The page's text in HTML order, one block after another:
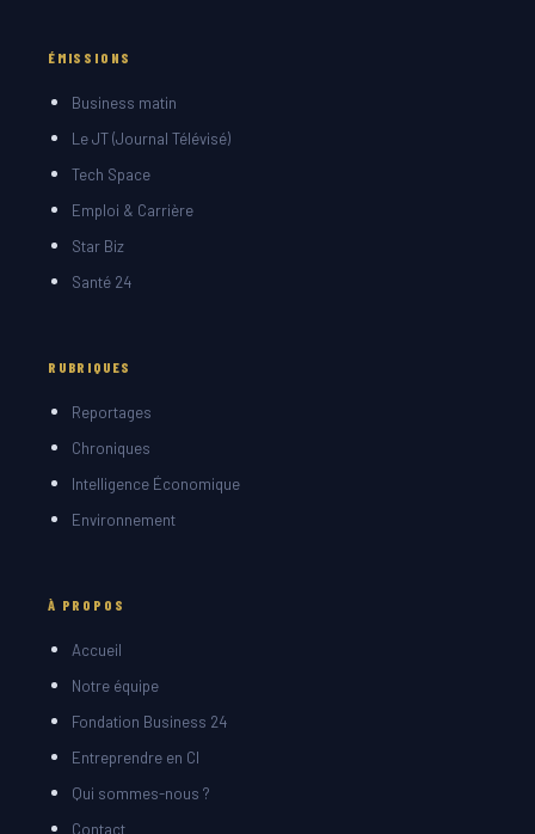
ÉMISSIONS
Business matin
Le JT (Journal Télévisé)
Tech Space
Emploi & Carrière
Star Biz
Santé 24
RUBRIQUES
Reportages
Chroniques
Intelligence Économique
Environnement
À PROPOS
Accueil
Notre équipe
Fondation Business 24
Entreprendre en CI
Qui sommes-nous ?
Contact